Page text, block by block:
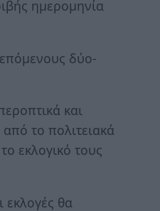
ημερομηνία
δύο-
και
το πολιτειακά
εκλογικό τους
εκλογές θα